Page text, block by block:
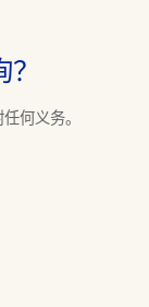
何义务。